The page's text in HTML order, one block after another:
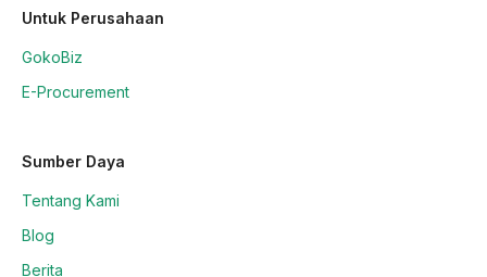
Untuk Perusahaan
GokoBiz
E-Procurement
Sumber Daya
Tentang Kami
Blog
Berita